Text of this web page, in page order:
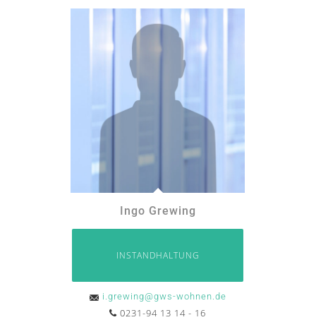
Ingo Grewing
INSTANDHALTUNG
i.grewing@gws-wohnen.de
0231-94 13 14 - 16